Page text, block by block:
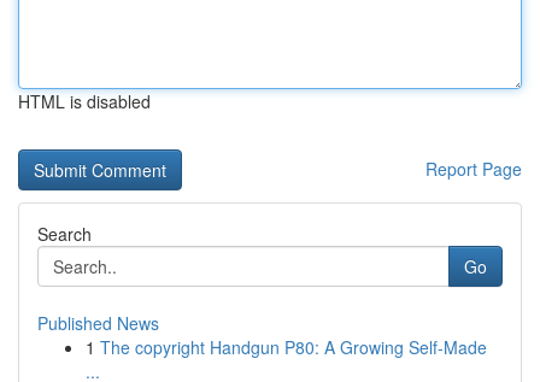
HTML is disabled
Report Page
Search
Go
Published News
1 The copyright Handgun P80: A Growing Self-Made
...